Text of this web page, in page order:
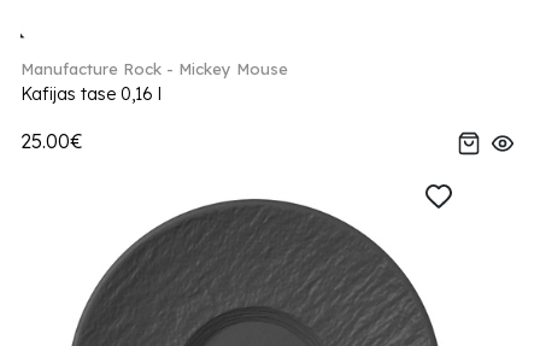
Manufacture Rock - Mickey Mouse
Kafijas tase 0,16 l
25.00€